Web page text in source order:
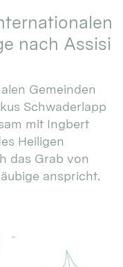
nach Assisi
Gemeinden
Schwaderlapp
mit Ingbert
Heiligen
das Grab von
anspricht.